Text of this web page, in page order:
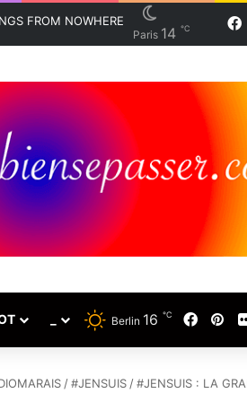
FROM NOWHERE
Paris 14 ℃
Berlin 16 ℃
/#JENSUIS/#JENSUIS : LA